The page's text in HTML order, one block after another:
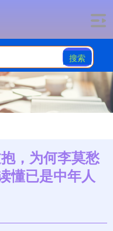
搜索
，为何李莫愁
懂已是中年人